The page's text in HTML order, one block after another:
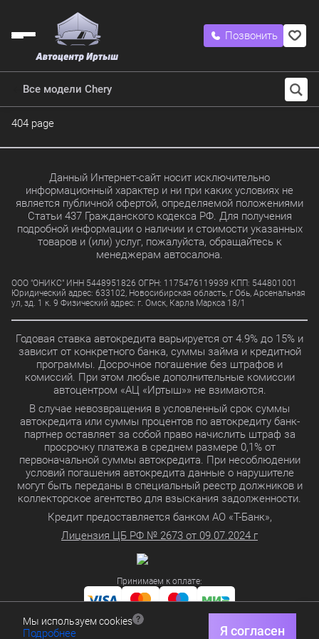
Позвонить
Все модели Chery
404 page
Данный Интернет-сайт носит исключительно
информационный характер и ни при каких условиях не
является публичной офертой, определяемой положениями
Статьи 437 Гражданского кодекса РФ. Для получения
подробной информации о наличии и стоимости указанных
товаров и (или) услуг, пожалуйста, обращайтесь к
менеджерам автосалона.
ООО "ОНИКС" ИНН 5448951826 ОГРН: 1175476119939 КПП: 544801001
Юридический адрес: 633102, Новосибирская область, г Обь, Арсенальная
ул, зд. 1 к. 9 Физический адрес: г. Омск, Карла Маркса 18/1
Годовая ставка автокредита варьируется от 4.9% до 15% и
зависит от конкретного банка, суммы займа и кредитной
программы. Досрочное погашение без штрафов и
комиссий. При этом любые дополнительные комиссии
автоцентром «АЦ «Иртыш»» не взимаются.
В случае невозвращения в условленный срок суммы
автокредита или суммы процентов по автокредиту банк-
партнер оставляет за собой право начислить штраф за
просрочку платежа в среднем размере 0,1% от
первоначальной суммы автокредита. При несоблюдении
условий погашения автокредита данные о нарушителе
могут быть переданы в специальный реестр должников и
коллекторское агентство для взыскания задолженности.
Кредит предоставляется банком АО «Т-Банк»,
Лицензия ЦБ РФ № 2673 от 09.07.2024 г
Принимаем к оплате:
Политика в отношении обработки персональных данных
Мы используем cookies
Подробнее Я согласен